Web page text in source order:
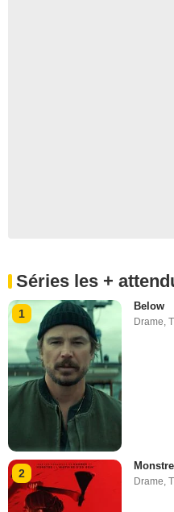
Séries les +
1
Below
Drame ,
2
Drame,